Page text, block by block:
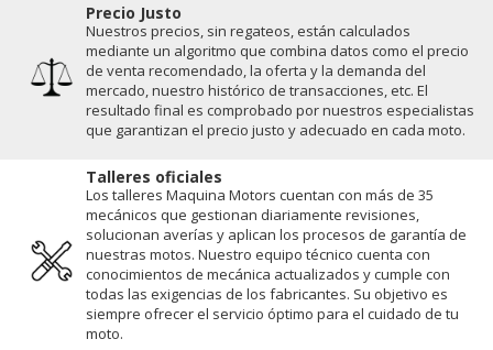
Precio Justo
Nuestros precios, sin regateos, están calculados
mediante un algoritmo que combina datos como el precio
de venta recomendado, la oferta y la demanda del
mercado, nuestro histórico de transacciones, etc. El
resultado final es comprobado por nuestros especialistas
que garantizan el precio justo y adecuado en cada moto.
Talleres oficiales
Los talleres Maquina Motors cuentan con más de 35
mecánicos que gestionan diariamente revisiones,
solucionan averías y aplican los procesos de garantía de
nuestras motos. Nuestro equipo técnico cuenta con
conocimientos de mecánica actualizados y cumple con
todas las exigencias de los fabricantes. Su objetivo es
siempre ofrecer el servicio óptimo para el cuidado de tu
moto.